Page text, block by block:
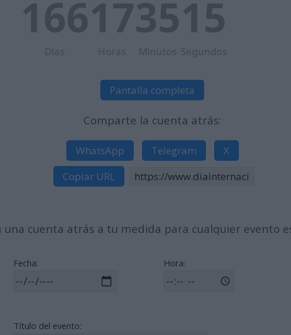
166
Días
17
Horas
35
Minutos
14
Segundos
Pantalla completa
Comparte la cuenta atrás:
WhatsApp Telegram
X
Copiar URL
una cuenta atrás a tu medida para cualquier evento
Fecha: Hora:
Título del evento: